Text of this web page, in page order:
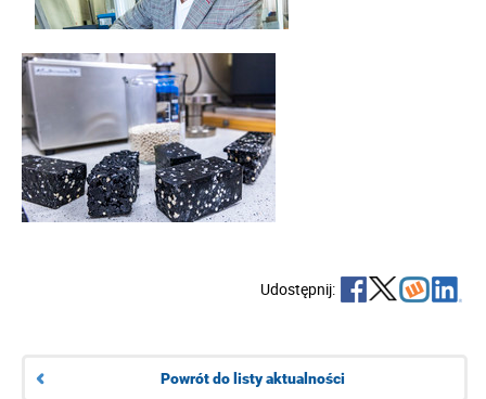
Udostępnij:
Powrót do listy aktualności